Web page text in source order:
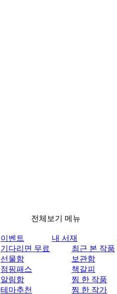
전체보기 메뉴
이벤트
기다리면 무료
선물함
점핑패스
알림함
테마추천
내 서재
최근 본 작품
보관함
책갈피
찜 한 작품
찜 한 작가